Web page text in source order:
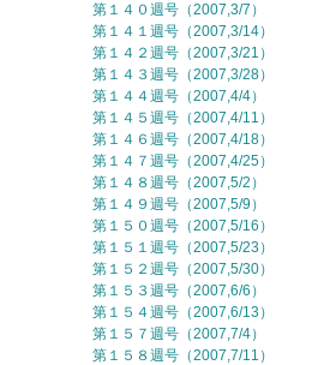
第１４０週号（2007,3/7）
第１４１週号（2007,3/14）
第１４２週号（2007,3/21）
第１４３週号（2007,3/28）
第１４４週号（2007,4/4）
第１４５週号（2007,4/11）
第１４６週号（2007,4/18）
第１４７週号（2007,4/25）
第１４８週号（2007,5/2）
第１４９週号（2007,5/9）
第１５０週号（2007,5/16）
第１５１週号（2007,5/23）
第１５２週号（2007,5/30）
第１５３週号（2007,6/6）
第１５４週号（2007,6/13）
第１５７週号（2007,7/4）
第１５８週号（2007,7/11）